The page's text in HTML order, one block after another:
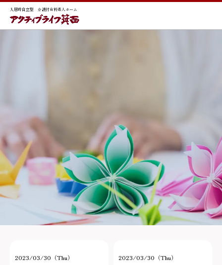
入居時自立型 介護付有料老人ホーム
2023/03/30（Thu） 2023/03/30（Thu）